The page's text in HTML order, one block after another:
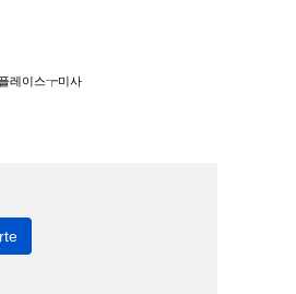
레이스┮미사